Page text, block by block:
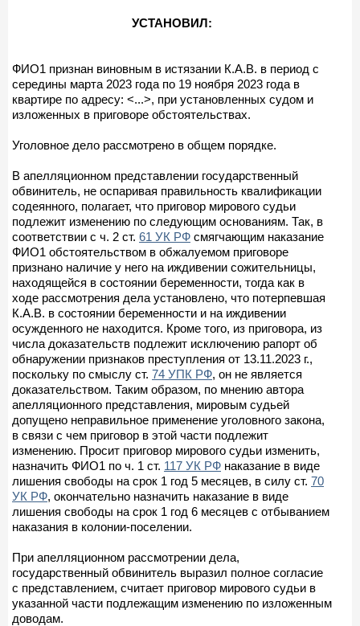
УСТАНОВИЛ:
ФИО1 признан виновным в истязании К.А.В. в период с
середины марта 2023 года по 19 ноября 2023 года в
квартире по адресу: <...>, при установленных судом и
изложенных в приговоре обстоятельствах.
Уголовное дело рассмотрено в общем порядке.
В апелляционном представлении государственный
обвинитель, не оспаривая правильность квалификации
содеянного, полагает, что приговор мирового судьи
подлежит изменению по следующим основаниям. Так, в
соответствии с ч. 2 ст. 61 УК РФ смягчающим наказание
ФИО1 обстоятельством в обжалуемом приговоре
признано наличие у него на иждивении сожительницы,
находящейся в состоянии беременности, тогда как в
ходе рассмотрения дела установлено, что потерпевшая
К.А.В. в состоянии беременности и на иждивении
осужденного не находится. Кроме того, из приговора, из
числа доказательств подлежит исключению рапорт об
обнаружении признаков преступления от 13.11.2023 г.,
поскольку по смыслу ст. 74 УПК РФ, он не является
доказательством. Таким образом, по мнению автора
апелляционного представления, мировым судьей
допущено неправильное применение уголовного закона,
в связи с чем приговор в этой части подлежит
изменению. Просит приговор мирового судьи изменить,
назначить ФИО1 по ч. 1 ст. 117 УК РФ наказание в виде
лишения свободы на срок 1 год 5 месяцев, в силу ст. 70
УК РФ, окончательно назначить наказание в виде
лишения свободы на срок 1 год 6 месяцев с отбыванием
наказания в колонии-поселении.
При апелляционном рассмотрении дела,
государственный обвинитель выразил полное согласие
с представлением, считает приговор мирового судьи в
указанной части подлежащим изменению по изложенным
доводам.